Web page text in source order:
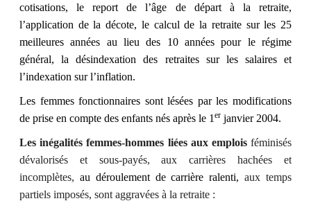
cotisations, le report de l’âge de départ à la retraite,
l’application de la décote, le calcul de la retraite sur les 25
meilleures années au lieu des 10 années pour le régime
général, la désindexation des retraites sur les salaires et
l’indexation sur l’inflation.
Les femmes fonctionnaires sont lésées par les modifications
de prise en compte des enfants nés après le 1 er janvier 2004.
Les inégalités femmes-hommes liées aux emploisféminisés
dévalorisés et sous-payés, aux carrières hachées et
incomplètes, au déroulement de carrière ralenti,aux temps
partiels imposés, sont aggravées à la retraite :